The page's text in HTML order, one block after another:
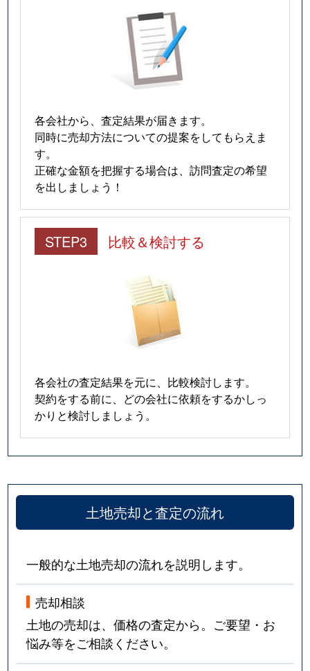
各会社から、査定結果が届きます。
同時に売却方法についての提案をしてもらえま
す。
正確な金額を把握する場合は、訪問査定の希望
を出しましょう！
STEP3 比較＆検討する
各会社の査定結果を元に、比較検討します。
契約をする前に、どの会社に依頼をするかしっ
かりと検討しましょう。
土地売却と査定の流れ
一般的な土地売却の流れを説明します。
売却相談
土地の売却は、価格の査定から。ご要望・お
悩み等をご相談ください。